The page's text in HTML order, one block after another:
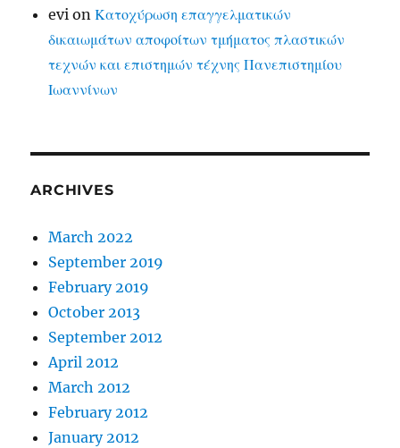
evi onΚατοχύρωση επαγγελματικών
δικαιωμάτων αποφοίτων τμήματος πλαστικών
τεχνών και επιστημών τέχνης Πανεπιστημίου
Ιωαννίνων
ARCHIVES
March 2022
September 2019
February 2019
October 2013
September 2012
April 2012
March 2012
February 2012
January 2012